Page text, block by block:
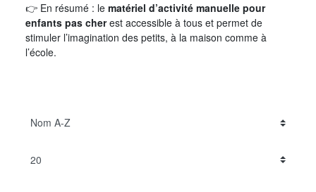
👉 En résumé : le matériel d’activité manuelle pour
enfants pas cherest accessible à tous et permet de
stimuler l’imagination des petits, à la maison comme à
l’école.